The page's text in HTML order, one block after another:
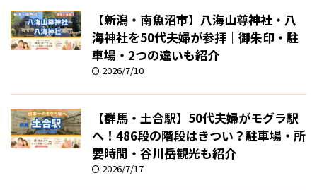
【新潟・南魚沼市】八海山尊神社・八
海神社を50代夫婦が参拝｜御朱印・駐
車場・2つの違いも紹介
2026/7/10
【群馬・土合駅】50代夫婦がモグラ駅
へ！486段の階段はきつい？駐車場・所
要時間・谷川岳観光も紹介
2026/7/17